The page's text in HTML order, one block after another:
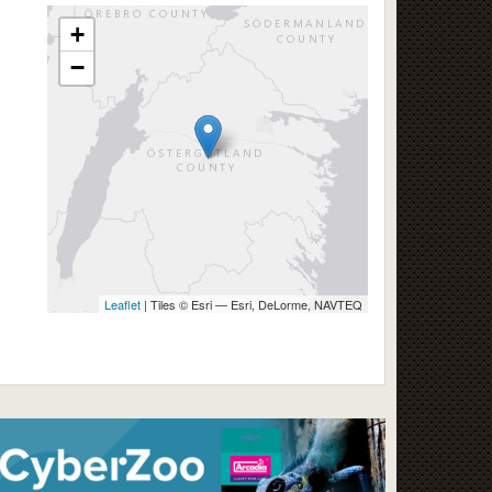
+
−
Leaflet | Tiles © Esri — Esri, DeLorme, NAVTEQ